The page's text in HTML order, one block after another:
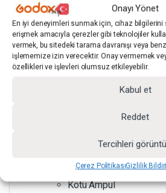
Onayı Yönet
En iyi deneyimleri sunmak için, cihaz
erişmek amacıyla çerezler gibi teknolojiler
vermek, bu sitedeki tarama davranışı veya
işlememize izin verecektir. Onay vermemek
özellikleri ve işlevleri olumsuz etkileyebilir.
Kabul et
Reddet
Tercihleri
Çerez PolitikasıGizlilik
Nefes (Breath)
Paparazzi
Kötü Ampul